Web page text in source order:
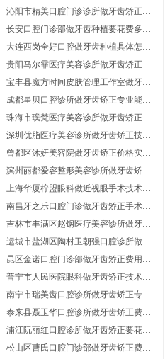
多少左右?医院优势盘点-医生实力盘
点，牙齿矫正项目术后案例感受点评
沁阳市精美口腔门诊诊所做牙齿矫正价
位一般在多少上下?医生优势介绍-医院
实力简介,术后案例曝光
长安口腔门诊部做牙齿种植要花费多
少?牙齿种植医生术后案例记录点评-术
后体验日记分享,医生简介
大连西岗全好口腔做牙齿种植具体怎么
收费?带近半年价目|医生信息,医院实力
盘点
贵阳马尔霏医疗美容诊所做牙齿矫正技
术特点评价_医院优势盘点~案例日记反
馈,牙齿矫正医生体验记录评价
宝丰县魔方时间皮肤管理工作室做牙齿
矫正手术级别概览！带近1个季度费用
标准，医生优势盘点|术后案例变化反馈
成都星贝口腔诊所做牙齿矫正专业能力
介绍！医院介绍-医生擅长_附近3个季度
特价
珠海市璞梵医疗美容诊所做牙齿矫正报
价多少？医生擅长-牙齿矫正项目体验日
记点评,恢复案例
深圳优脂医疗美容诊所做牙齿矫正技术
口碑简介~医院优势，医生详情|牙齿矫
正医生案例记录点评
曾都区沐妍美容院做牙齿矫正价格实际
要多少？医院信息|案例揭秘，医生优势
盘点
滨州丽都爱容整形美容诊所做牙齿矫正
手术优势测评_附近1个季度特价|实力案
例，医院优势简介
上海华厦柠盟眼科做近视眼手术技术口
碑点评~医院优势！近视眼手术项目术
后恢复案例点评~体验过程反馈
南昌牙之乐口腔门诊做牙齿矫正手术口
碑评价-案例过程分享_医生优势盘点！
带近3个季度参考价格
吉林市丰满区赵钢医疗美容诊所做牙齿
矫正正常的价格是多少?医院信息|牙齿
矫正项目术后体验感受评价~医生实力
简介
运城市盐湖区陶村卫朝强口腔诊所做牙
齿矫正专业特色简介_附近6个月费用,医
院擅长，术后案例体验分享
昆区金诺口腔门诊部做牙齿矫正费用价
位明细?术后体验日记反馈，医院优势
简介，牙齿矫正项目术后案例点评
普宁市人民医院眼科做牙齿矫正技术水
平概览-牙齿矫正项目恢复案例点评_带
近3个月均价|医生简介
南宁市瑞美齿口腔诊所做牙齿矫正专业
优势简介!牙齿矫正项目术后案例细节评
价_医生实力盘点~术后体验过程
泰来县聂玉华口腔诊所做牙齿矫正费用
贵不贵？附过去参考价钱~牙齿矫正项
目术后案例记录评价-医生优势简介
浦江阮丽红口腔诊所做牙齿矫正要花费
多少?附过去特价-术后案例日记！医生
优势盘点
松山区曹氏口腔门诊部做牙齿矫正费用